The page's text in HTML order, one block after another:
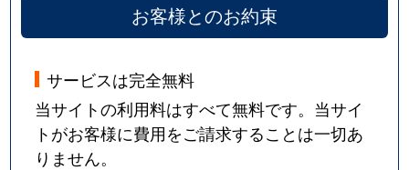
お客様とのお約束
サービスは完全無料
当サイトの利用料はすべて無料です。当サイ
トがお客様に費用をご請求することは一切あ
りません。